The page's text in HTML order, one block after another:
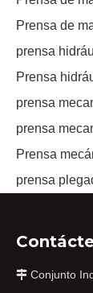
Prensa de
prensa
Prensa
prensa
prensa
Prensa
prensa
 Conjunto